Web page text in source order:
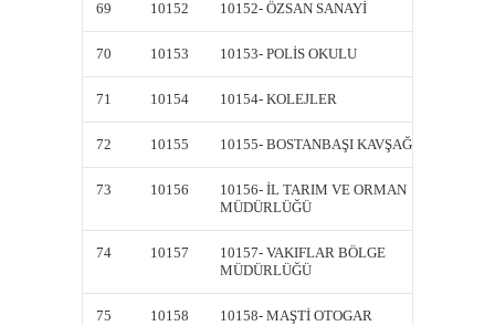
69 10152 10152- ÖZSAN SANAYİ
70 10153 10153- POLİS OKULU
71 10154 10154- KOLEJLER
72 10155 10155- BOSTANBAŞI KAVŞAĞI
73 10156
10156- İL TARIM VE ORMAN
MÜDÜRLÜĞÜ
74 10157
10157- VAKIFLAR BÖLGE
MÜDÜRLÜĞÜ
75 10158 10158- MAŞTİ OTOGAR